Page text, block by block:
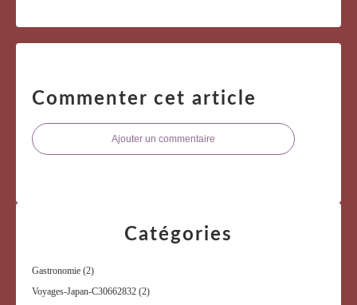
Commenter cet article
Ajouter un commentaire
Catégories
Gastronomie (2)
Voyages-Japan-C30662832 (2)